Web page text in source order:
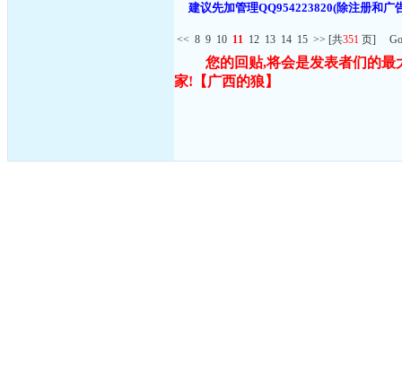
建议先加管理QQ954223820(除注册和
<< 8 9 10 11 12 13 14 15 >> [共351 页]
您的回贴,将会是发表者们的
家! 【广西的狼】